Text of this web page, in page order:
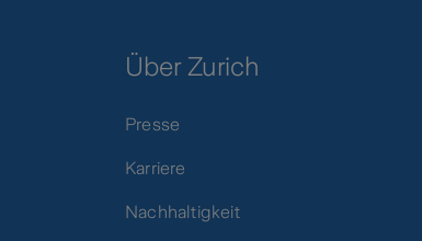
Über Zurich
Presse
Karriere
Nachhaltigkeit